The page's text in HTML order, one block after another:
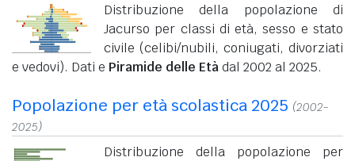
Distribuzione della popolazione di
Jacurso per classi di età, sesso e stato
civile (celibi/nubili, coniugati, divorziati
e vedovi). Dati e Piramide delle Etàdal 2002 al 2025.
Popolazione per età scolastica 2025 (2002-
2025)
Distribuzione della popolazione per